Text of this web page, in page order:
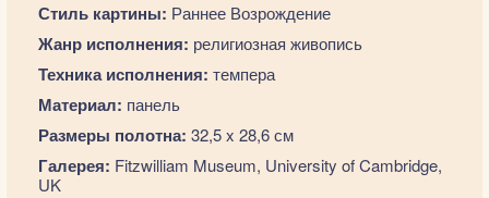
Стиль картины: Раннее Возрождение
Жанр исполнения: религиозная живопись
Техника исполнения: темпера
Материал: панель
Размеры полотна: 32,5 x 28,6 см
Галерея: Fitzwilliam Museum, University of Cambridge,
UK